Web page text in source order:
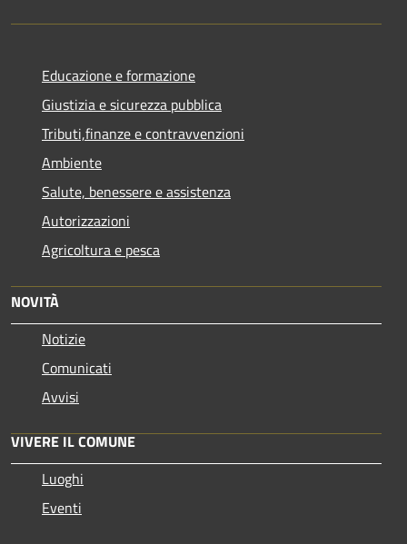
Educazione e formazione
Giustizia e sicurezza pubblica
Tributi,finanze e contravvenzioni
Ambiente
Salute, benessere e assistenza
Autorizzazioni
Agricoltura e pesca
NOVITÀ
Notizie
Comunicati
Avvisi
VIVERE IL COMUNE
Luoghi
Eventi